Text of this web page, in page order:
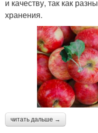
и качеству, так как
хранения.
читать дальше →